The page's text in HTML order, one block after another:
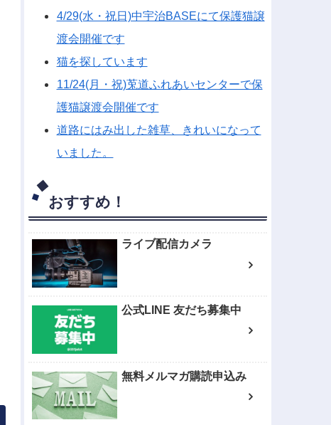
4/29(水・祝日)中宇治BASEにて保護猫譲
渡会開催です
猫を探しています
11/24(月・祝)莵道ふれあいセンターで保
護猫譲渡会開催です
道路にはみ出した雑草、きれいになって
いました。
おすすめ！
ライブ配信カメラ
公式LINE 友だち募集中
無料メルマガ購読申込み